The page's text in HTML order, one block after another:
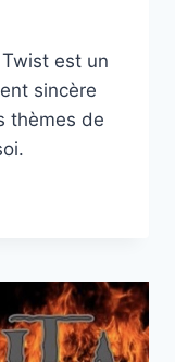
est un
sincère
thèmes de